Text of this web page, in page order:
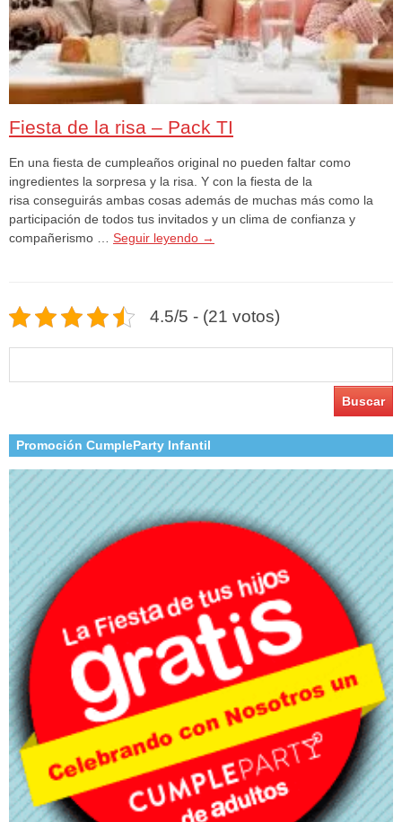
Fiesta de la risa – Pack TI
En una fiesta de cumpleaños original no pueden faltar como
ingredientes la sorpresa y la risa. Y con la fiesta de la
risa conseguirás ambas cosas además de muchas más como la
participación de todos tus invitados y un clima de confianza y
compañerismo … Seguir leyendo →
4.5/5 - (21 votos)
Promoción CumpleParty Infantil